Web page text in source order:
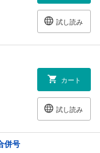
試し読み
カート
試し読み
併号